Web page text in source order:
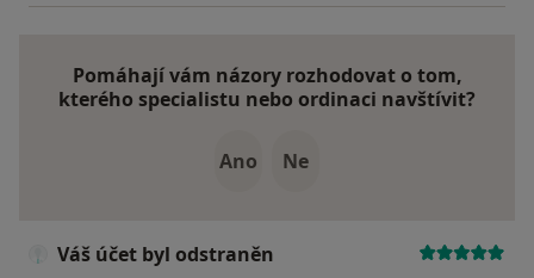
Pomáhají vám názory rozhodovat o tom,
kterého specialistu nebo ordinaci navštívit?
Ano Ne
Váš účet byl odstraněn